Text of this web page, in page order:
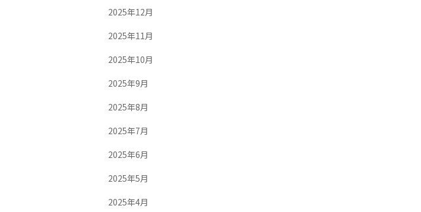
2025年12月
2025年11月
2025年10月
2025年9月
2025年8月
2025年7月
2025年6月
2025年5月
2025年4月